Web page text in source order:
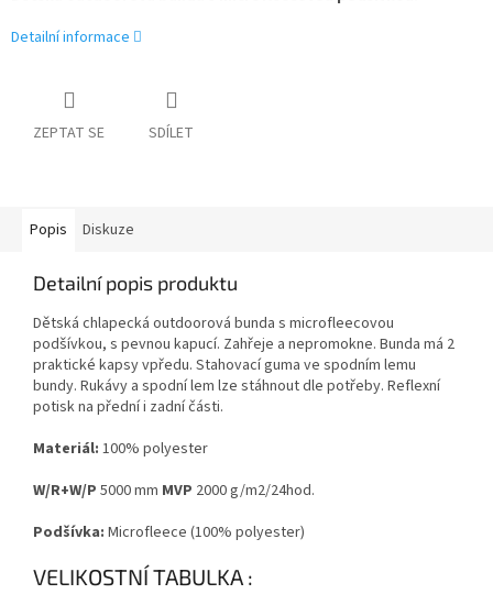
Detailní informace
ZEPTAT SE SDÍLET
Popis Diskuze
Detailní popis produktu
Dětská chlapecká outdoorová bunda s microfleecovou
podšívkou, s pevnou kapucí. Zahřeje a nepromokne. Bunda má 2
praktické kapsy vpředu. Stahovací guma ve spodním lemu
bundy. Rukávy a spodní lem lze stáhnout dle potřeby. Reflexní
potisk na přední i zadní části.
Materiál: 100% polyester
W/R+W/P 5000 mm MVP 2000 g/m2/24hod.
Podšívka: Microfleece (100% polyester)
VELIKOSTNÍ TABULKA :